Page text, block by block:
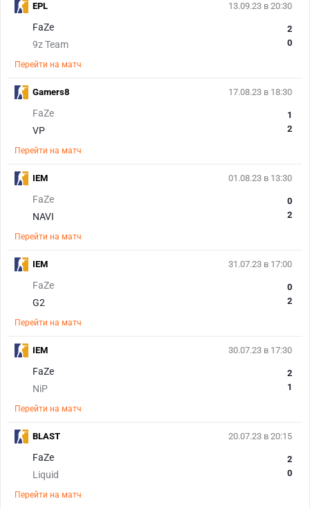
13.09.23 в 20:30
FaZe
9z Team
2
0
Перейти на матч
EPL
17.08.23 в 18:30
FaZe
VP
1
2
Перейти на матч
Gamers8
01.08.23 в 13:30
FaZe
NAVI
0
2
Перейти на матч
IEM
31.07.23 в 17:00
FaZe
G2
0
2
Перейти на матч
IEM
30.07.23 в 17:30
FaZe
NiP
2
1
Перейти на матч
IEM
20.07.23 в 20:15
FaZe
Liquid
2
0
Перейти на матч
BLAST